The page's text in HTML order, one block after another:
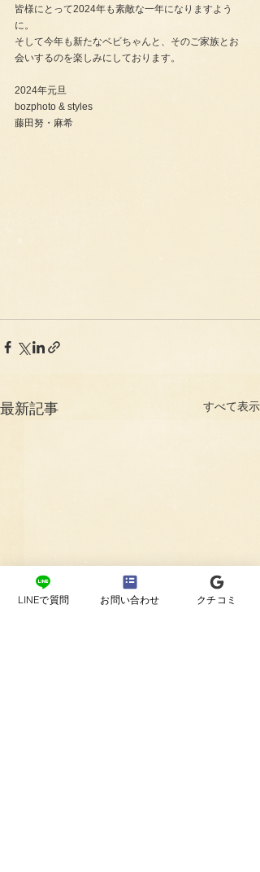
皆様にとって2024年も素敵な一年になりますよう
に。
そして今年も新たなベビちゃんと、そのご家族とお
会いするのを楽しみにしております。
2024年元旦
bozphoto & styles
藤田努・麻希
最新記事 すべて表示
LINEで質問 お問い合わせ クチコミ